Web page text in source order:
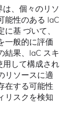
は、個々のリソ
能性のある IaC
基 づいて、
一般的に評価
結果、IaC スキ
用して構成され
リソースに適
在する可能性
リスクを検知